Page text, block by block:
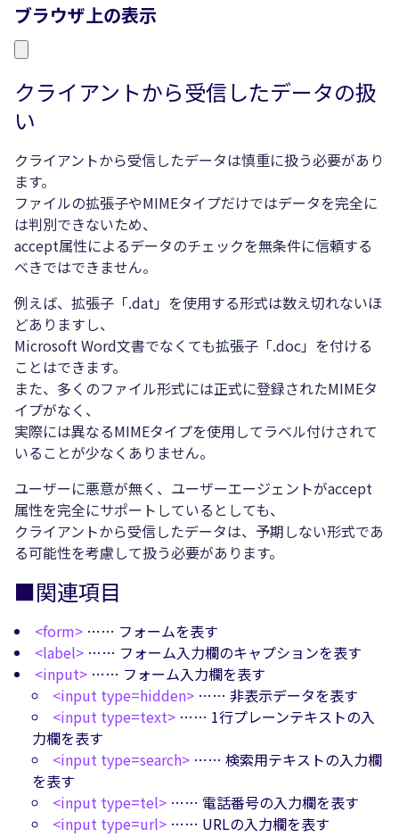
ブラウザ上の表示
クライアントから受信したデータの扱
い
クライアントから受信したデータは慎重に扱う必要があり
ます。
ファイルの拡張子やMIMEタイプだけではデータを完全に
は判別できないため、
accept属性によるデータのチェックを無条件に信頼する
べきではできません。
例えば、拡張子「.dat」を使用する形式は数え切れないほ
どありますし、
Microsoft Word文書でなくても拡張子「.doc」を付ける
ことはできます。
また、多くのファイル形式には正式に登録されたMIMEタ
イプがなく、
実際には異なるMIMEタイプを使用してラベル付けされて
いることが少なくありません。
ユーザーに悪意が無く、ユーザーエージェントがaccept
属性を完全にサポートしているとしても、
クライアントから受信したデータは、予期しない形式であ
る可能性を考慮して扱う必要があります。
■関連項目
<form> …… フォームを表す
<label> …… フォーム入力欄のキャプションを表す
<input> …… フォーム入力欄を表す
<input type=hidden> …… 非表示データを表す
<input type=text> …… 1行プレーンテキストの入
力欄を表す
<input type=search> …… 検索用テキストの入力欄
を表す
<input type=tel> …… 電話番号の入力欄を表す
<input type=url> …… URLの入力欄を表す